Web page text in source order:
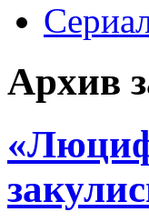
Архив